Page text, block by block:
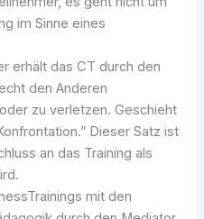
im Sinne eines
erhält das CT durch den
den Anderen
zu verletzen. Geschieht
Dieser Satz ist
an das Training als
mit den